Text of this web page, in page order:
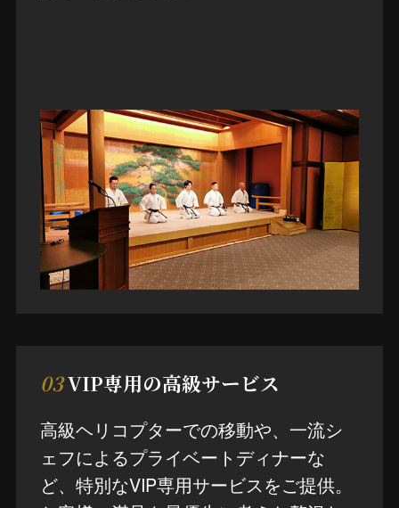
03VIP専用の高級サービス
高級ヘリコプターでの移動や、一流シ
ェフによるプライベートディナーな
ど、特別なVIP専用サービスをご提供。